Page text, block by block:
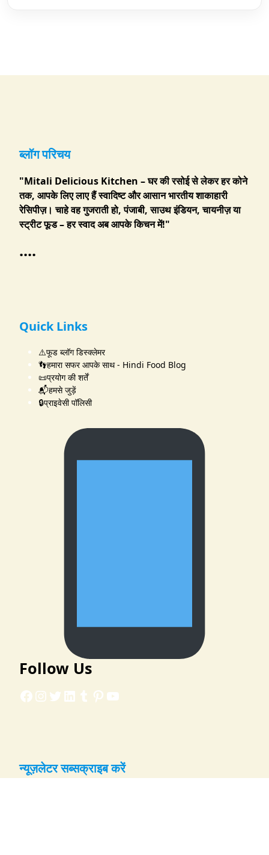
ब्लॉग परिचय
"Mitali Delicious Kitchen – घर की रसोई से लेकर हर कोने
तक, आपके लिए लाए हैं स्वादिष्ट और आसान भारतीय शाकाहारी
रेसिपीज़। चाहे वह गुजराती हो, पंजाबी, साउथ इंडियन, चायनीज़ या
स्ट्रीट फूड – हर स्वाद अब आपके किचन में!"
....
Quick Links
⚠️फूड ब्लॉग डिस्क्लेमर
👣हमारा सफर आपके साथ - Hindi Food Blog
📜प्रयोग की शर्तें
📬हमसे जुड़ें
🔒प्राइवेसी पॉलिसी
Follow Us
Facebook
Instagram
Twitter
LinkedIn
Tumblr
Pinterest
YouTube
न्यूज़लेटर सब्सक्राइब करें